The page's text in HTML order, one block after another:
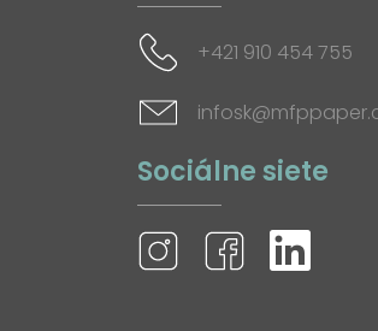
+421 910 454 755
Sociálne siete